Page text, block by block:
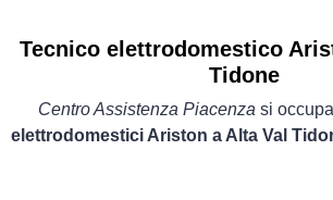
Tecnico elettrodomestico
Tidone
Centro Assistenza Piacenza si
elettrodomestici Ariston a Alta Val